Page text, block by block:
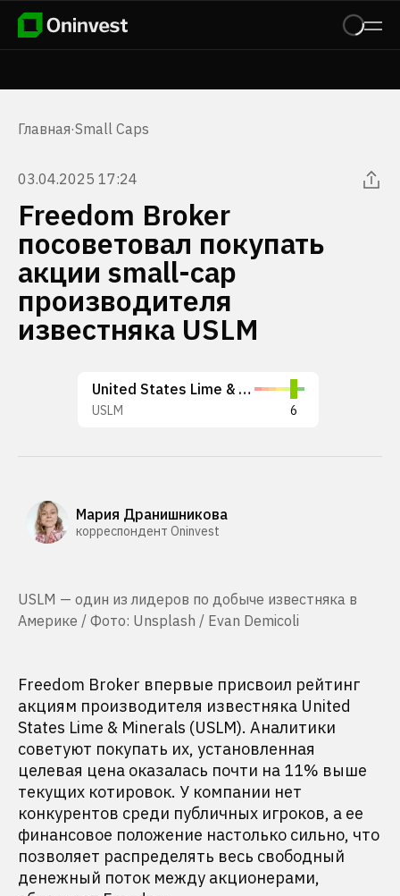
Главная·Small Caps
03.04.2025 17:24
Freedom Broker
посоветовал покупать
акции small-cap
производителя
известняка USLM
United States Lime & Minerals, Inc.
USLM 6
Мария Дранишникова
корреспондент Oninvest
USLM — один из лидеров по добыче известняка в
Америке / Фото: Unsplash / Evan Demicoli
Freedom Broker впервые присвоил рейтинг
акциям производителя известняка United
States Lime & Minerals (USLM). Аналитики
советуют покупать их, установленная
целевая цена оказалась почти на 11% выше
текущих котировок. У компании нет
конкурентов среди публичных игроков, а ее
финансовое положение настолько сильно, что
позволяет распределять весь свободный
денежный поток между акционерами,